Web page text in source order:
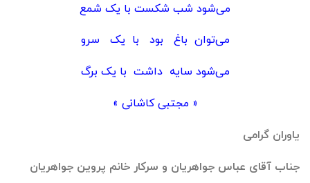
می‌شود شب شکست با یک شمع
می‌توان باغ بود با یک سرو
می‌شود سایه داشت با یک برگ
« مجتبی کاشانی »
یاوران گرامی
جناب آقای عباس جواهریان و سرکار خانم پروین جواهریان